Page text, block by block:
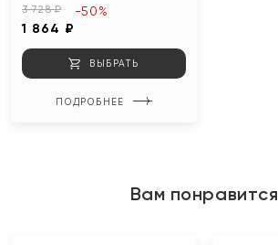
3 728 ₽
1 864 ₽
-50%
ВЫБРАТЬ
ПОДРОБНЕЕ
Вам понравится